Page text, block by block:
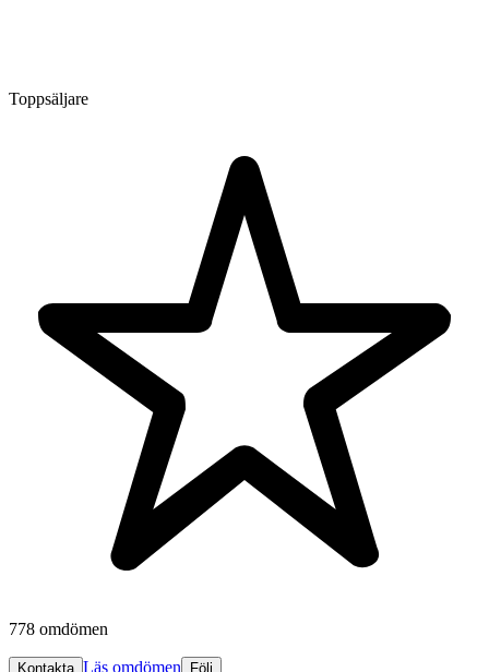
Toppsäljare
778 omdömen
Kontakta Läs omdömen Följ